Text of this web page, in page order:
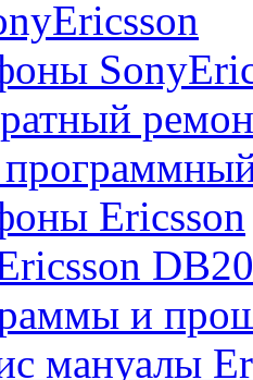
Ericsson
и
мануалы